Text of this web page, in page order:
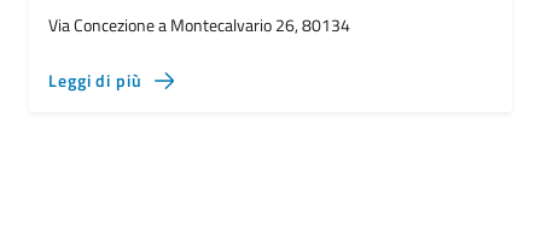
Via Concezione a Montecalvario 26, 80134
Leggi di più